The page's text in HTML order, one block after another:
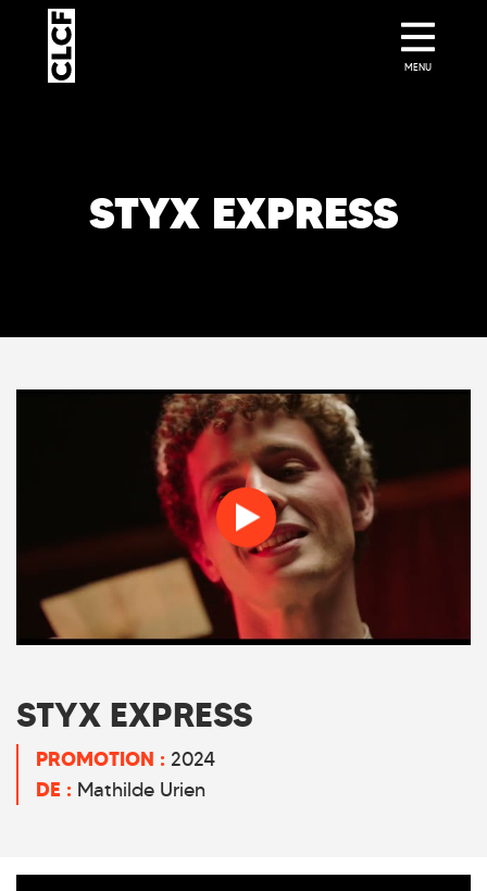
STYX EXPRESS
STYX EXPRESS
STYX EXPRESS
PROMOTION : 2024
DE : Mathilde Urien
MENU